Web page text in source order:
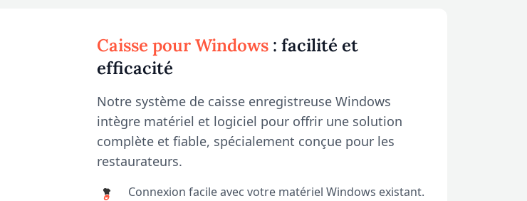
Caisse pour Windows : facilité et
efficacité
Notre système de caisse enregistreuse Windows
intègre matériel et logiciel pour offrir une solution
complète et fiable, spécialement conçue pour les
restaurateurs.
Connexion facile avec votre matériel Windows existant.